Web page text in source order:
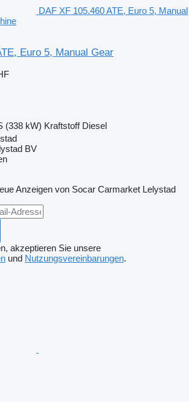
DAF XF 105.460 ATE, Euro 5, Manual
Euro 5, Manual Gear
(338 kW) Kraftstoff Diesel
BV
Anzeigen von Socar Carmarket Lelystad
akzeptieren Sie unsere
und Nutzungsvereinbarungen.